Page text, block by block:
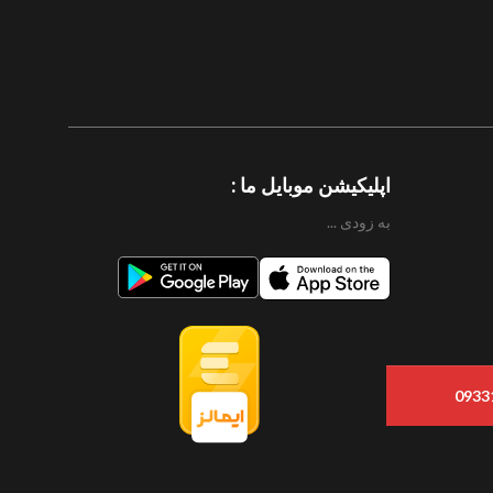
اپلیکیشن موبایل ما :
به زودی ...